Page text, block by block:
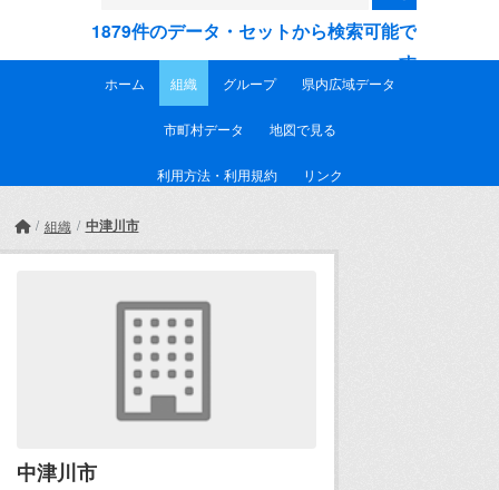
1879件のデータ・セットから検索可能で
す
ホーム 組織 グループ 県内広域データ
市町村データ 地図で見る
利用方法・利用規約 リンク
組織 中津川市
中津川市